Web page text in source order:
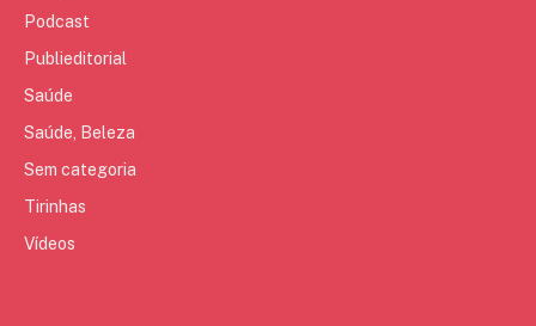
Podcast
Publieditorial
Saúde
Saúde, Beleza
Sem categoria
Tirinhas
Vídeos